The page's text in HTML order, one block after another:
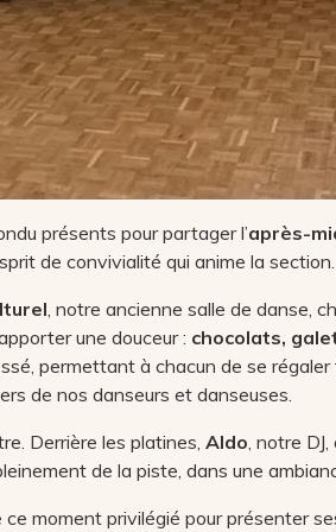
présents pour partager l’après-
de convivialité qui anime la section.
, notre ancienne salle de danse,
une douceur : chocolats,
permettant à chacun de se
de nos danseurs et danseuses.
Derrière les platines, Aldo , notre
de la piste, dans une
ce moment privilégié pour présenter